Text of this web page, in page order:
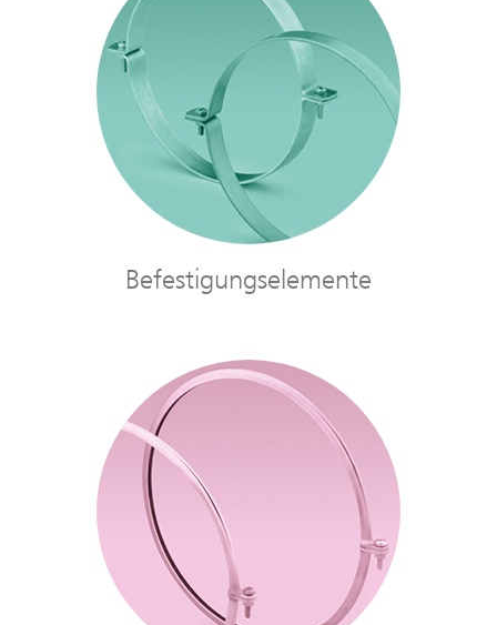
Befestigungselemente